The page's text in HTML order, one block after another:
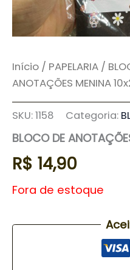
Início / PAPELARIA /
ANOTAÇÕES MENINA
SKU:1158 Categoria:
BLOCO DE
R$ 14,90
Fora de estoque